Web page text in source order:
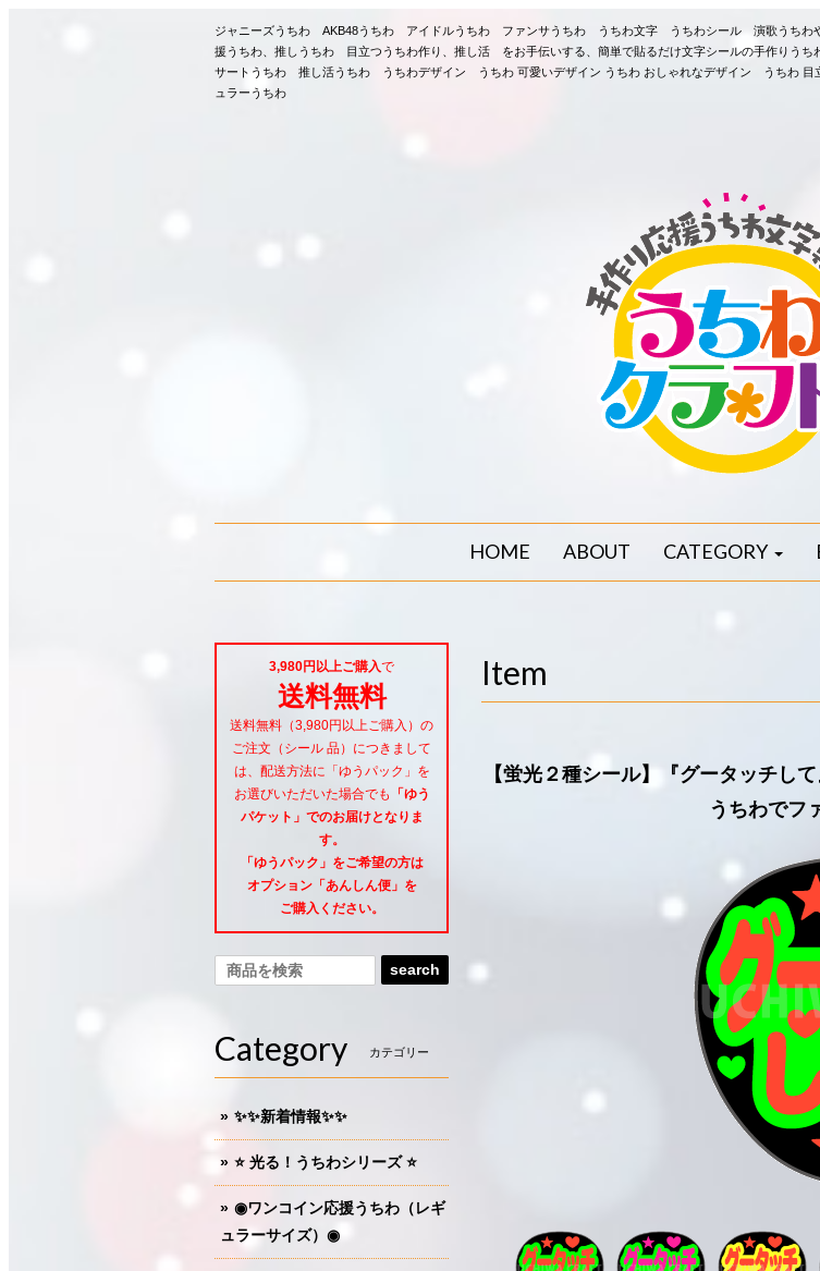
ジャニーズうちわ AKB48うちわ アイドルうちわ ファンサうちわ うちわ文字 うちわシール 演歌うちわ
援うちわ、推しうちわ 目立つうちわ作り、推し活 をお手伝いする、簡単で貼るだけ文字シールの手作りう
サートうちわ 推し活うちわ うちわデザイン うちわ 可愛いデザイン うちわ おしゃれなデザイン うちわ
ュラーうちわ
HOME ABOUT CATEGORY
Item
【蛍光２種シール】『グータッチし
うちわでフ
3,980円以上ご購入で
送料無料
送料無料（3,980円以上ご購入）の
ご注文（シール 品）につきまして
は、配送方法に「ゆうパック」を
お選びいただいた場合でも
「ゆう
パケット」でのお届けとなりま
す。
「ゆうパック」をご希望の方は
オプション「あんしん便」 を
ご購入ください。
search
Category カテゴリー
✨✨新着情報✨✨
⭐️ 光る！うちわシリーズ ⭐️
◉ワンコイン応援うちわ（レギ
ュラーサイズ）◉